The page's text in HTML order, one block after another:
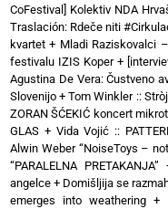
CoFestival] Kolektiv NDA
Traslación: Rdeče niti
kvartet + Mladi Raziskovalci
festivalu IZIS Koper+
Agustina De Vera: Čustveno
Slovenijo +Tom Winkler ::
ZORAN ŠĆEKIĆ koncert
GLAS + Vida Vojić ::
Alwin Weber “NoiseToys –
“PARALELNA PRETAKANJA”
angelce + Domišljija se
emerges into weathering+